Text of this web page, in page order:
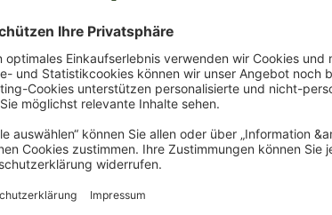
Jetzt hochladen
Lieferung ca.:
Mo, 24. Aug. - Di, 25. Aug.